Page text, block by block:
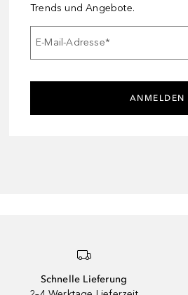
Trends und Angebote.
E-Mail-Adresse*
ANMELDEN
Schnelle Lieferung